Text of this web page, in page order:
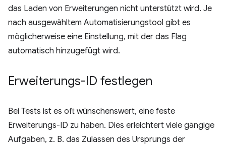
das Laden von Erweiterungen nicht unterstützt wird. Je
nach ausgewähltem Automatisierungstool gibt es
möglicherweise eine Einstellung, mit der das Flag
automatisch hinzugefügt wird.
Erweiterungs-ID festlegen
Bei Tests ist es oft wünschenswert, eine feste
Erweiterungs-ID zu haben. Dies erleichtert viele gängige
Aufgaben, z. B. das Zulassen des Ursprungs der